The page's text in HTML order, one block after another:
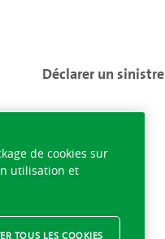
Déclarer un sinistre
de cookies sur
utilisation et
TOUS LES COOKIES